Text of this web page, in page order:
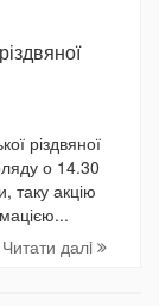
різдвяної
о 14.30
таку акцію
Читати далi